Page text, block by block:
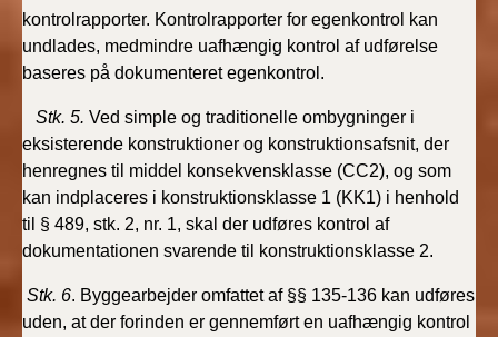
BR18 (1/1-4/7 2019)
BR18 (1/7-31/12
BR18 (1/1-30/6
2018)
BR15 (2015-2018)
Tidligere BR (1961-
2010)
kontrolrapporter. Kontrolrapporter for egenkontrol kan
undlades, medmindre uafhængig kontrol af udførelse
baseres på dokumenteret egenkontrol.
Stk. 5. Ved simple og traditionelle ombygninger i
eksisterende konstruktioner og konstruktionsafsnit, der
henregnes til middel konsekvensklasse (CC2), og som
kan indplaceres i konstruktionsklasse 1 (KK1) i henhold
til § 489, stk. 2, nr. 1, skal der udføres kontrol af
dokumentationen svarende til konstruktionsklasse 2.
Stk. 6. Byggearbejder omfattet af §§ 135-136 kan udføres
uden, at der forinden er gennemført en uafhængig kontrol